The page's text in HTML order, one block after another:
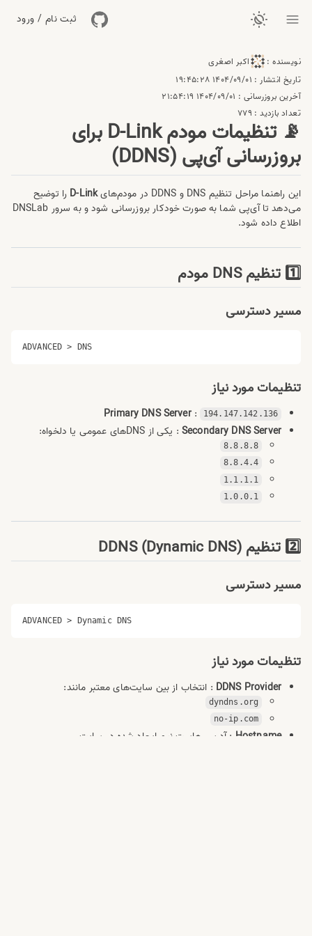
ثبت نام / ورود
نویسنده :
اکبر اصغری
تاریخ انتشار : 1404/09/01 19:45:28
آخرین بروزرسانی : 1404/09/01 21:54:19
تعداد بازدید : 779
📡 تنظیمات مودم D-Link برای
بروزرسانی آی‌پی (DDNS)
این راهنما مراحل تنظیم DNS و DDNS در مودم‌های D-Link را توضیح
می‌دهد تا آی‌پی شما به صورت خودکار بروزرسانی شود و به سرور DNSLab
اطلاع داده شود.
1️⃣ تنظیم DNS مودم
مسیر دسترسی
تنظیمات مورد نیاز
Primary DNS Server: 194.147.142.136
Secondary DNS Server : یکی از DNSهای عمومی یا دلخواه:
8.8.8.8
8.8.4.4
1.1.1.1
1.0.0.1
2️⃣ تنظیم DDNS (Dynamic DNS)
مسیر دسترسی
تنظیمات مورد نیاز
DDNS Provider : انتخاب از بین سایت‌های معتبر مانند:
dyndns.org
no-ip.com
Hostname : آدرس هاست نیم ایجاد شده در سایت